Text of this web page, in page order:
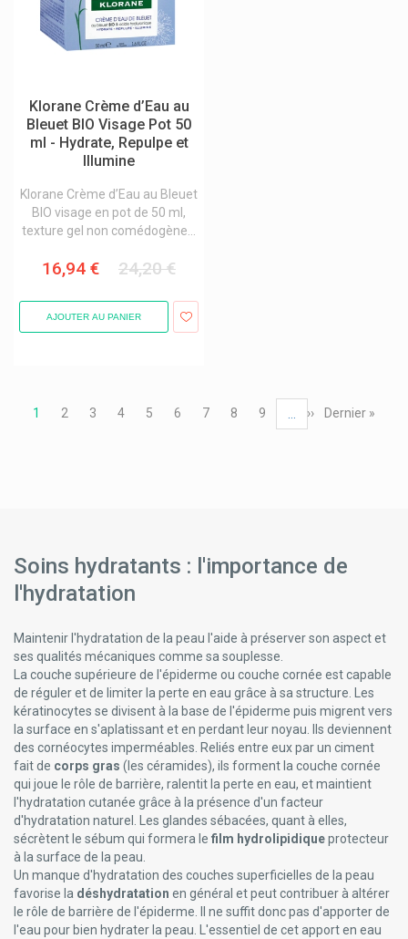
Klorane Crème d’Eau au
Bleuet BIO Visage Pot 50
ml - Hydrate, Repulpe et
Illumine
Klorane Crème d’Eau au Bleuet
BIO visage en pot de 50 ml,
texture gel non comédogène...
16,94 € 24,20 €
AJOUTER AU PANIER
Page
1 Page
2 Page
3 Page
4 Page
5 Page
6 Page
7 Page
8 Page
9 …
Page
suivante
››
Dernière
Dernier »
Soins hydratants : l'importance de
l'hydratation
Maintenir l'hydratation de la peau l'aide à préserver son aspect et
ses qualités mécaniques comme sa souplesse.
La couche supérieure de l'épiderme ou couche cornée est capable
de réguler et de limiter la perte en eau grâce à sa structure. Les
kératinocytes se divisent à la base de l'épiderme puis migrent vers
la surface en s'aplatissant et en perdant leur noyau. Ils deviennent
des cornéocytes imperméables. Reliés entre eux par un ciment
fait de corps gras (les céramides), ils forment la couche cornée
qui joue le rôle de barrière, ralentit la perte en eau, et maintient
l'hydratation cutanée grâce à la présence d'un facteur
d'hydratation naturel. Les glandes sébacées, quant à elles,
sécrètent le sébum qui formera le film hydrolipidiqueprotecteur
à la surface de la peau.
Un manque d'hydratation des couches superficielles de la peau
favorise la déshydratation en général et peut contribuer à altérer
le rôle de barrière de l'épiderme. Il ne suffit donc pas d'apporter de
l'eau pour bien hydrater la peau. L'essentiel de cet apport en eau